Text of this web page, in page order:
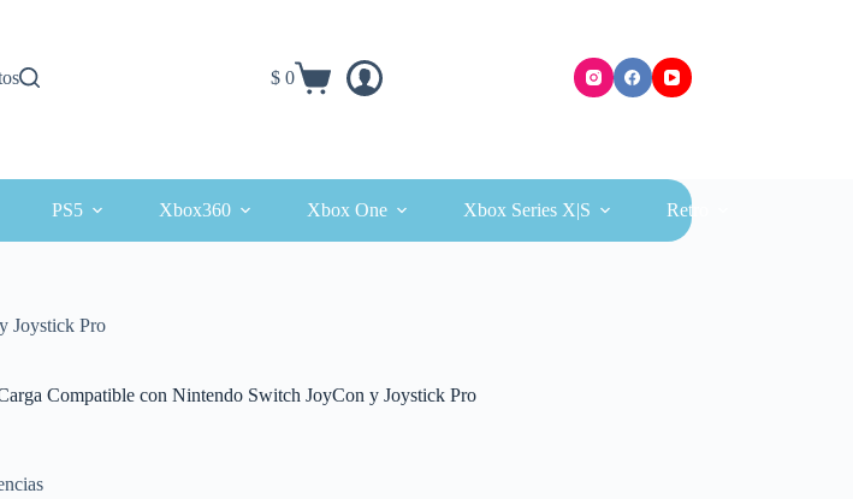
Carro
$ 0
PS5 Xbox360 Xbox One Xbox Series X|S Retro
Joystick Pro
Compatible con Nintendo Switch JoyCon y Joystick Pro